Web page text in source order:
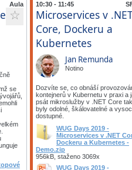
Aula
☆
se
10:30 - 11:45
Microservices v
Core, Dockeru a
Kubernetes
Jan Remunda
Notino
Dozvíte se, co obnáší
kontejnerů v Kubernetu v praxi a
psát mikroslužby v .NET Core
byly odolné, škálovatelné a
dostupné.
WUG Days 2019 -
Microservices v .NET
Dockeru a Kubernetes -
Demo.zip
956kB, staženo 3069x
WUG Days 2019 -